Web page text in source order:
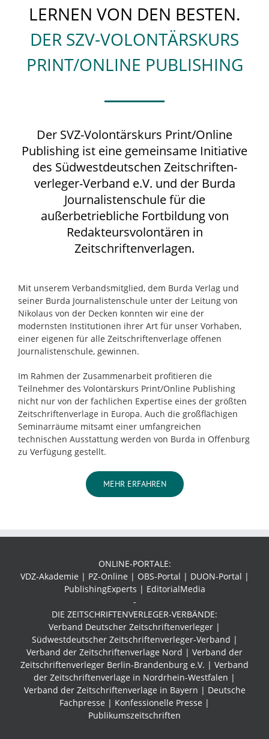
LERNEN VON DEN BESTEN.
DER SZV-VOLONTÄRSKURS
PRINT/ONLINE PUBLISHING
Der SVZ-Volontärskurs Print/Online
Publishing ist eine gemeinsame ­Initiative
des Südwestdeutschen Zeitschriften­
verleger-Verband e.V. und der Burda
Journalistenschule für die
außerbetriebliche Fortbildung von
Redakteurs­volontären in
Zeitschriftenverlagen.
Mit unserem Verbandsmitglied, dem Burda Verlag und
seiner Burda Journalistenschule unter der Leitung von
Nikolaus von der Decken konnten wir eine der
modernsten Institutionen ihrer Art für unser ­Vorhaben,
einer eigenen für alle Zeitschriftenverlage ­offenen
Journalistenschule, gewinnen.
Im Rahmen der Zusammenarbeit profitieren die
Teilnehmer des Volontärskurs Print/Online Publishing
nicht nur von der fachlichen Expertise eines der größten
Zeitschriftenverlage in Europa. Auch die großflächigen
Seminarräume mitsamt einer umfangreichen
technischen Ausstattung werden von Burda in Offenburg
zu Verfügung gestellt.
MEHR ERFAHREN
ONLINE-PORTALE:
VDZ-Akademie | PZ-Online | OBS-Portal | DUON-Portal |
PublishingExperts | EditorialMedia
-
DIE ZEITSCHRIFTENVERLEGER-VERBÄNDE:
Verband Deutscher Zeitschriftenverleger |
Südwestdeutscher Zeitschriftenverleger-Verband |
Verband der Zeitschriftenverlage Nord | Verband der
Zeitschriftenverleger Berlin-Brandenburg e.V. | Verband
der Zeitschriftenverlage in Nordrhein-Westfalen |
Verband der Zeitschriftenverlage in Bayern | Deutsche
Fachpresse | Konfessionelle Presse |
Publikumszeitschriften